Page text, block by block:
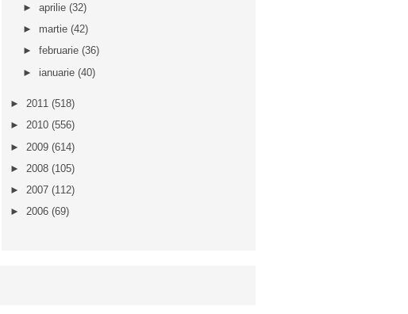
► aprilie (32)
► martie (42)
► februarie (36)
► ianuarie (40)
► 2011 (518)
► 2010 (556)
► 2009 (614)
► 2008 (105)
► 2007 (112)
► 2006 (69)